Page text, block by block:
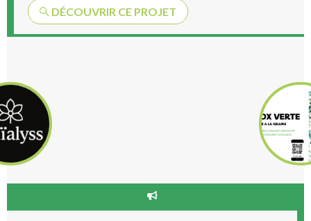
DÉCOUVRIR CE PROJET